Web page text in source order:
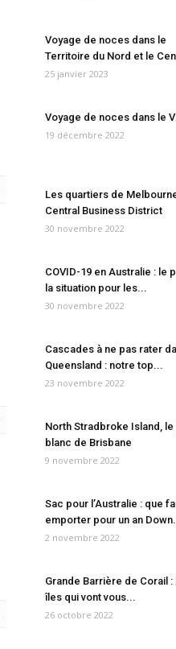
Voyage de noces dans le
Territoire du Nord et le
25 janvier 2023
Voyage de noces dans le
19 décembre 2022
Les quartiers de
Central Business District
30 novembre 2022
COVID-19 en Australie : le
la situation pour les...
30 novembre 2022
Cascades à ne pas rater
Queensland : notre top...
23 novembre 2022
North Stradbroke Island,
blanc de Brisbane
9 novembre 2022
Sac pour l’Australie : que
emporter pour un an
2 novembre 2022
Grande Barrière de Corail :
îles qui vont vous...
26 octobre 2022